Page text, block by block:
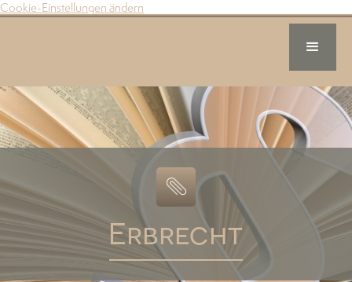
Cookie-Einstellungen ändern
Erbrecht